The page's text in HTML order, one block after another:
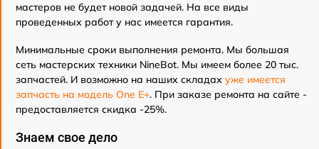
мастеров не будет новой задачей. На все виды
проведенных работ у нас имеется гарантия.
Минимальные сроки выполнения ремонта. Мы большая
сеть мастерских техники NineBot. Мы имеем более 20 тыс.
запчастей. И возможно на наших складах уже имеется
запчасть на модель One E+. При заказе ремонта на сайте -
предоставляется скидка -25%.
Знаем свое дело